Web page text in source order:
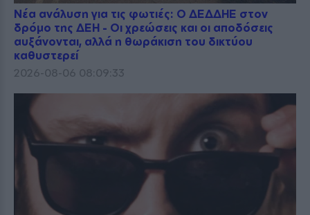
Νέα ανάλυση για τις φωτιές: Ο ΔΕΔΔΗΕ στον
δρόμο της ΔΕΗ - Οι χρεώσεις και οι αποδόσεις
αυξάνονται, αλλά η θωράκιση του δικτύου
καθυστερεί
2026-08-06 08:09:33